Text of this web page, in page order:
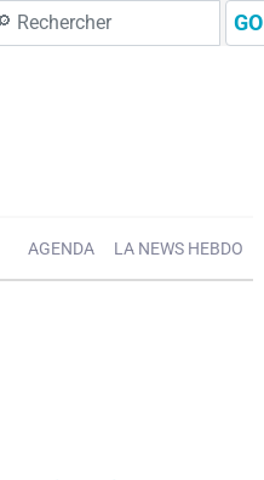
GO
AGENDA LA NEWS HEBDO